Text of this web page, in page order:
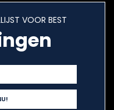
VOOR BEST